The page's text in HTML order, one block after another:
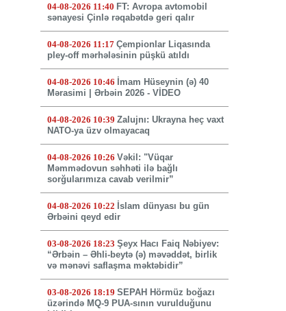
04-08-2026 11:40 FT: Avropa avtomobil
sənayesi Çinlə rəqabətdə geri qalır
04-08-2026 11:17 Çempionlar Liqasında
pley-off mərhələsinin püşkü atıldı
04-08-2026 10:46 İmam Hüseynin (ə) 40
Mərasimi | Ərbəin 2026 - VİDEO
04-08-2026 10:39 Zalujnı: Ukrayna heç vaxt
NATO-ya üzv olmayacaq
04-08-2026 10:26 Vəkil: "Vüqar
Məmmədovun səhhəti ilə bağlı
sorğularımıza cavab verilmir”
04-08-2026 10:22 İslam dünyası bu gün
Ərbəini qeyd edir
03-08-2026 18:23 Şeyx Hacı Faiq Nəbiyev:
“Ərbəin – Əhli-beytə (ə) məvəddət, birlik
və mənəvi saflaşma məktəbidir”
03-08-2026 18:19 SEPAH Hörmüz boğazı
üzərində MQ-9 PUA-sının vurulduğunu